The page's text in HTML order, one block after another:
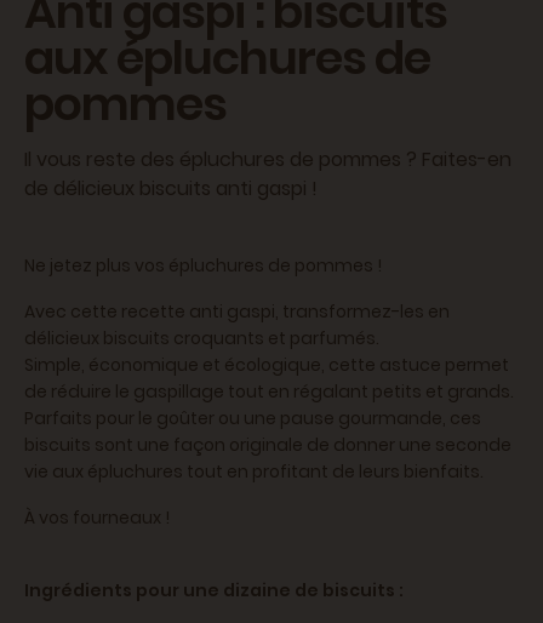
aux épluchures de
pommes
Il vous reste des épluchures de pommes ? Faites-en
de délicieux biscuits anti gaspi !
Ne jetez plus vos épluchures de pommes !
Avec cette recette anti gaspi, transformez-les en
délicieux biscuits croquants et parfumés.
Simple, économique et écologique, cette astuce permet
de réduire le gaspillage tout en régalant petits et grands.
Parfaits pour le goûter ou une pause gourmande, ces
biscuits sont une façon originale de donner une seconde
vie aux épluchures tout en profitant de leurs bienfaits.
À vos fourneaux !
Ingrédients pour une dizaine de biscuits :